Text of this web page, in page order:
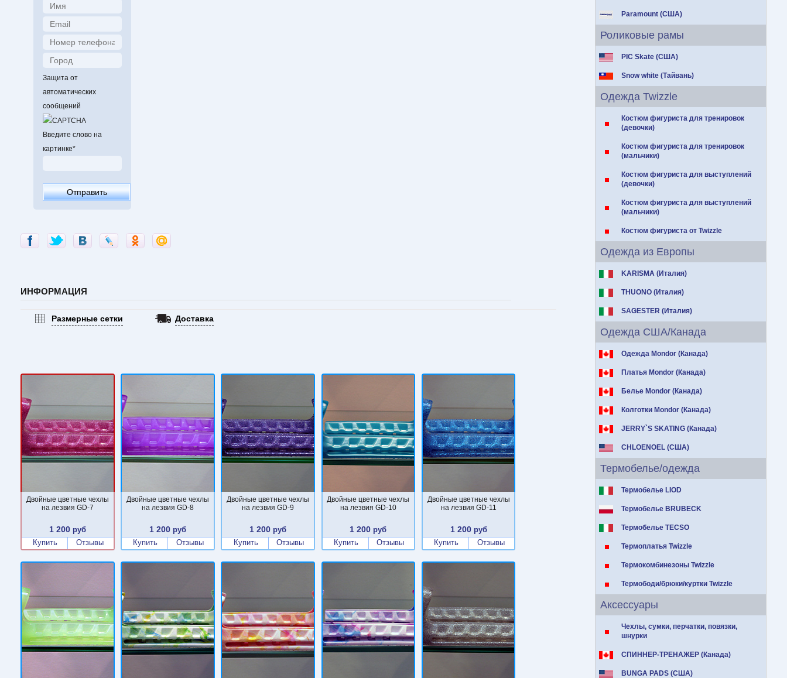
Paramount (США)
Роликовые рамы
PIC Skate (США)
Snow white (Тайвань)
Одежда Twizzle
Костюм фигуриста для тренировок
(девочки)
Костюм фигуриста для тренировок
(мальчики)
Костюм фигуриста для выступлений
(девочки)
Костюм фигуриста для выступлений
(мальчики)
Костюм фигуриста от Twizzle
Одежда из Европы
KARISMA (Италия)
THUONO (Италия)
SAGESTER (Италия)
Одежда США/Канада
Одежда Mondor (Канада)
Платья Mondor (Канада)
Белье Mondor (Канада)
Колготки Mondor (Канада)
JERRY`S SKATING (Канада)
CHLOENOEL (США)
Термобелье/одежда
Термобелье LIOD
Термобелье BRUBECK
Термобелье TECSO
Термоплатья Twizzle
Термокомбинезоны Twizzle
Термободи/брюки/куртки Twizzle
Аксессуары
Чехлы, сумки, перчатки, повязки,
шнурки
СПИННЕР-ТРЕНАЖЕР (Канада)
BUNGA PADS (США)
Защита от
автоматических
сообщений
Введите слово на
картинке*
ИНФОРМАЦИЯ
Размерные сетки Доставка
Двойные цветные чехлы
на лезвия GD-7
1 200руб
Купить
Отзывы
Двойные цветные чехлы
на лезвия GD-8
1 200руб
Купить
Отзывы
Двойные цветные чехлы
на лезвия GD-9
1 200 руб
Купить
Отзывы
Двойные цветные чехлы
на лезвия GD-10
1 200 руб
Купить
Отзывы
Двойные цветные чехлы
на лезвия GD-11
1 200руб
Купить
Отзывы